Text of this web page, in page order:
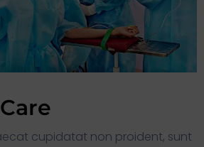
cupidatat non proident, sunt